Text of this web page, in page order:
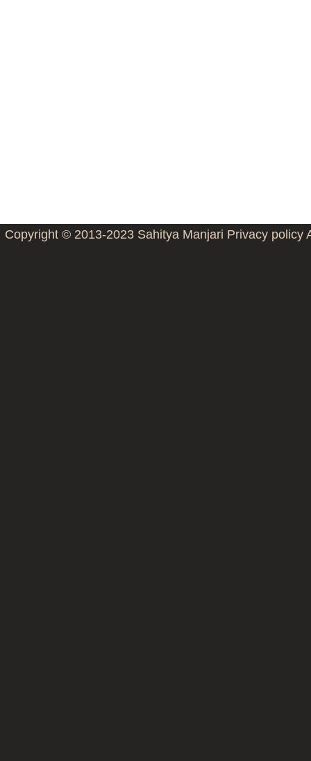
Copyright © 2013-2023 Sahitya Manjari Privacy policy